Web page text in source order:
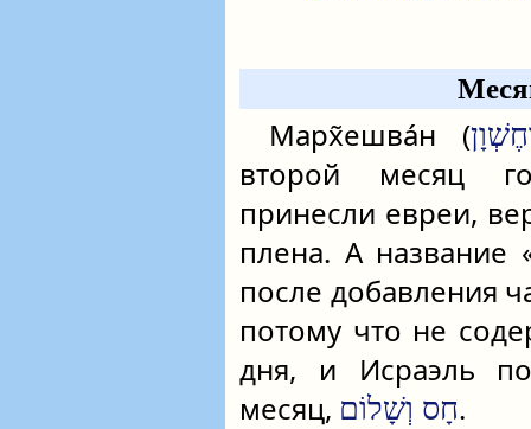
Марх̃ешва́н (
второй месяц
принесли евреи,
плена. А название
после добавления
потому что не
дня, и Исраэль
месяц, חָס וְשָׁלוֹם.